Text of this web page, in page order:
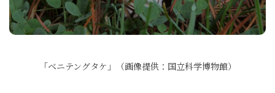
「ベニテングタケ」（画像提供：国立科学博物館）